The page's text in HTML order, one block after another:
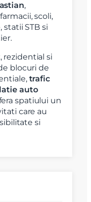
,
scoli,
STB si
, rezidential si
blocuri de
trafic
auto
spatiului un
care au
si